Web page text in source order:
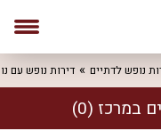
נופש לדתיים דירות נופש עם
במרכז (0)